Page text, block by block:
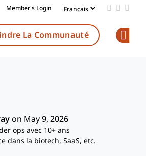
Member's Login Add us
Follow
La Communauté
on May 9, 2026
ops avec 10+ ans
dans la biotech, SaaS, etc.